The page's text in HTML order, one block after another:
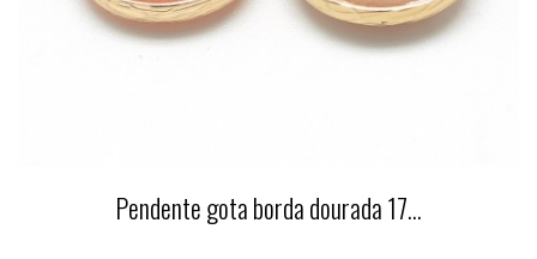
Pendente gota borda dourada 17...